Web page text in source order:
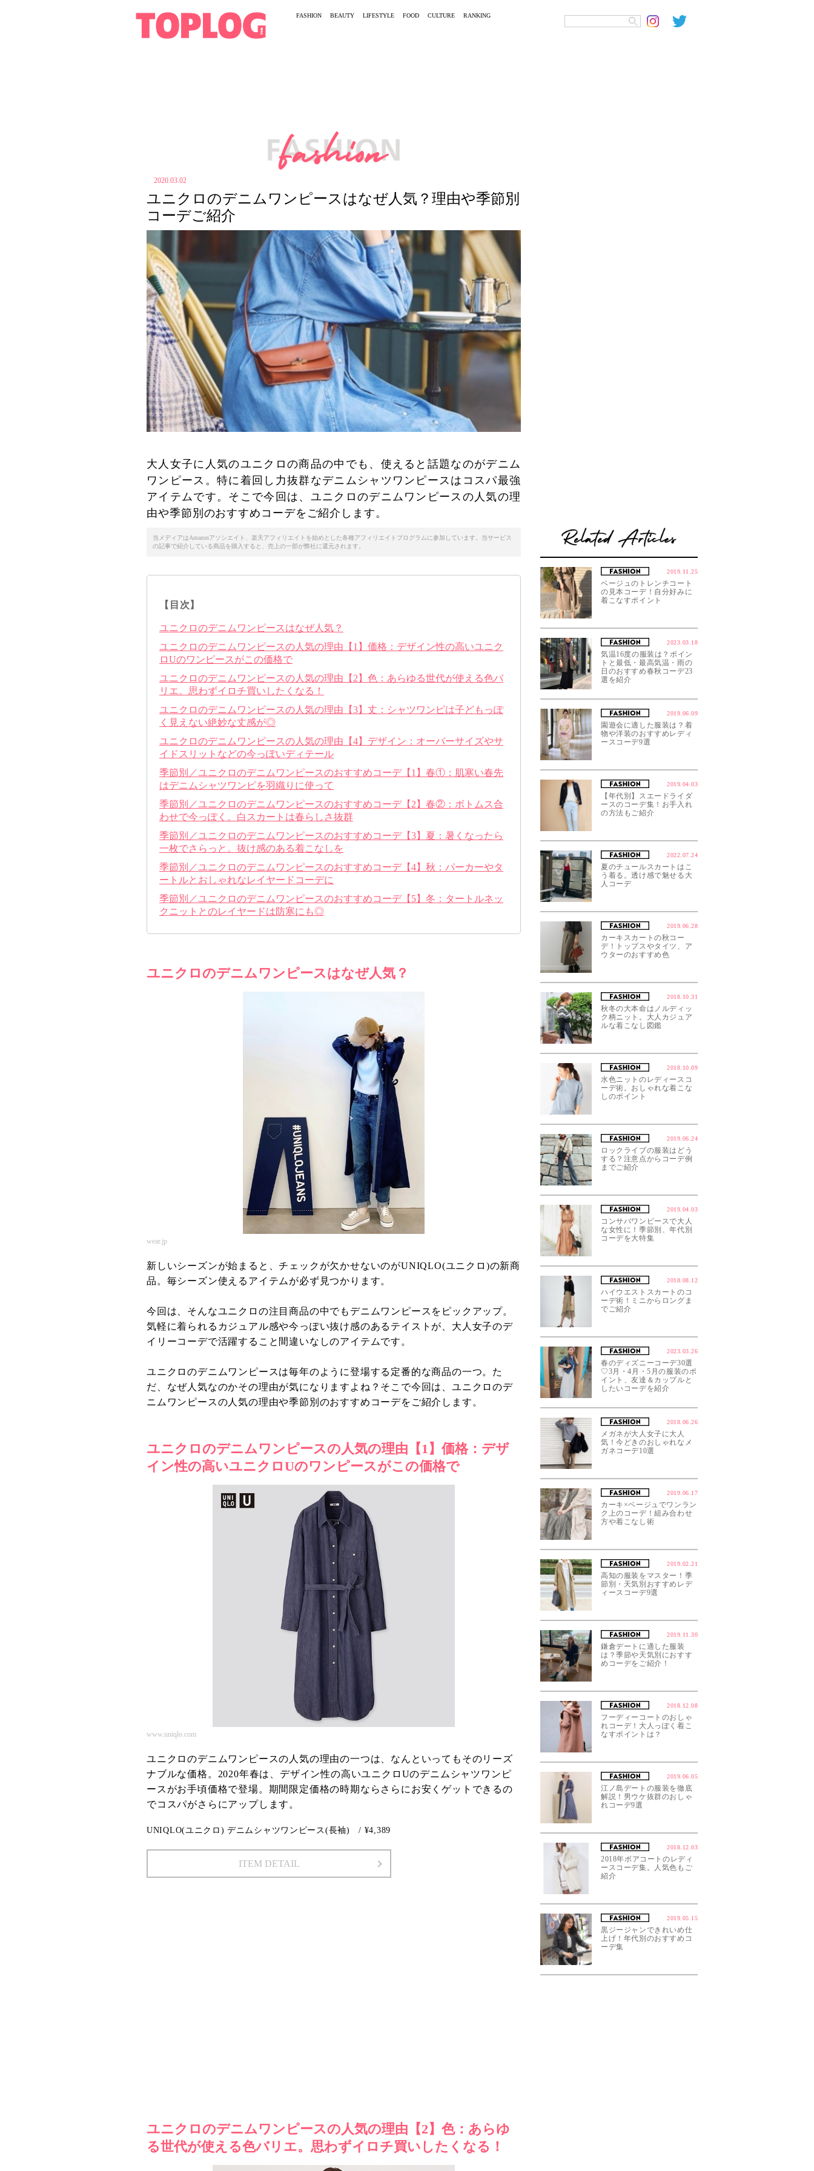
FASHION BEAUTY LIFESTYLE FOOD CULTURE RANKING
2020.03.02
ユニクロのデニムワンピースはなぜ人気？理由や季節別
コーデご紹介
大人女子に人気のユニクロの商品の中でも、使えると話題なのがデニム
ワンピース。特に着回し力抜群なデニムシャツワンピースはコスパ最強
アイテムです。そこで今回は、ユニクロのデニムワンピースの人気の理
由や季節別のおすすめコーデをご紹介します。
当メディアはAmazonアソシエイト、楽天アフィリエイトを始めとした各種アフィリエイトプログラムに参加しています。当サービス
の記事で紹介している商品を購入すると、売上の一部が弊社に還元されます。
【目次】
ユニクロのデニムワンピースはなぜ人気？
ユニクロのデニムワンピースの人気の理由【1】価格：デザイン性の高いユニク
ロUのワンピースがこの価格で
ユニクロのデニムワンピースの人気の理由【2】色：あらゆる世代が使える色バ
リエ。思わずイロチ買いしたくなる！
ユニクロのデニムワンピースの人気の理由【3】丈：シャツワンピは子どもっぽ
く見えない絶妙な丈感が◎
ユニクロのデニムワンピースの人気の理由【4】デザイン：オーバーサイズやサ
イドスリットなどの今っぽいディテール
季節別／ユニクロのデニムワンピースのおすすめコーデ【1】春①：肌寒い春先
はデニムシャツワンピを羽織りに使って
季節別／ユニクロのデニムワンピースのおすすめコーデ【2】春②：ボトムス合
わせで今っぽく。白スカートは春らしさ抜群
季節別／ユニクロのデニムワンピースのおすすめコーデ【3】夏：暑くなったら
一枚でさらっと。抜け感のある着こなしを
季節別／ユニクロのデニムワンピースのおすすめコーデ【4】秋：パーカーやタ
ートルとおしゃれなレイヤードコーデに
季節別／ユニクロのデニムワンピースのおすすめコーデ【5】冬：タートルネッ
クニットとのレイヤードは防寒にも◎
ユニクロのデニムワンピースはなぜ人気？
wear.jp
新しいシーズンが始まると、チェックが欠かせないのがUNIQLO(ユニクロ)の新商
品。毎シーズン使えるアイテムが必ず見つかります。
今回は、そんなユニクロの注目商品の中でもデニムワンピースをピックアップ。
気軽に着られるカジュアル感や今っぽい抜け感のあるテイストが、大人女子のデ
イリーコーデで活躍すること間違いなしのアイテムです。
ユニクロのデニムワンピースは毎年のように登場する定番的な商品の一つ。た
だ、なぜ人気なのかその理由が気になりますよね？そこで今回は、ユニクロのデ
ニムワンピースの人気の理由や季節別のおすすめコーデをご紹介します。
ユニクロのデニムワンピースの人気の理由【1】価格：デザ
イン性の高いユニクロUのワンピースがこの価格で
www.uniqlo.com
ユニクロのデニムワンピースの人気の理由の一つは、なんといってもそのリーズ
ナブルな価格。2020年春は、デザイン性の高いユニクロUのデニムシャツワンピ
ースがお手頃価格で登場。期間限定価格の時期ならさらにお安くゲットできるの
でコスパがさらにアップします。
UNIQLO(ユニクロ) デニムシャツワンピース(長袖) / ¥4,389
ITEM DETAIL
ユニクロのデニムワンピースの人気の理由【2】色：あらゆ
る世代が使える色バリエ。思わずイロチ買いしたくなる！
2019.11.25
ベージュのトレンチコート
の見本コーデ！自分好みに
着こなすポイント
2023.03.18
気温16度の服装は？ポイン
トと最低・最高気温・雨の
日のおすすめ春秋コーデ23
選を紹介
2019.06.09
園遊会に適した服装は？着
物や洋装のおすすめレディ
ースコーデ9選
2019.04.03
【年代別】スエードライダ
ースのコーデ集！お手入れ
の方法もご紹介
2022.07.24
夏のチュールスカートはこ
う着る。透け感で魅せる大
人コーデ
2019.06.28
カーキスカートの秋コー
デ！トップスやタイツ、ア
ウターのおすすめ色
2018.10.31
秋冬の大本命はノルディッ
ク柄ニット。大人カジュア
ルな着こなし図鑑
2018.10.09
水色ニットのレディースコ
ーデ術。おしゃれな着こな
しのポイント
2019.06.24
ロックライブの服装はどう
する？注意点からコーデ例
までご紹介
2019.04.03
コンサバワンピースで大人
な女性に！季節別、年代別
コーデを大特集
2018.08.12
ハイウエストスカートのコ
ーデ術！ミニからロングま
でご紹介
2023.03.26
春のディズニーコーデ30選
♡3月・4月・5月の服装のポ
イント、友達＆カップルと
したいコーデを紹介
2018.06.26
メガネが大人女子に大人
気！今どきのおしゃれなメ
ガネコーデ10選
2019.06.17
カーキ×ベージュでワンラン
ク上のコーデ！組み合わせ
方や着こなし術
2019.02.21
高知の服装をマスター！季
節別・天気別おすすめレデ
ィースコーデ9選
2019.11.30
鎌倉デートに適した服装
は？季節や天気別におすす
めコーデをご紹介！
2018.12.08
フーディーコートのおしゃ
れコーデ！大人っぽく着こ
なすポイントは？
2019.06.05
江ノ島デートの服装を徹底
解説！男ウケ抜群のおしゃ
れコーデ9選
2018.12.03
2018年ボアコートのレディ
ースコーデ集。人気色もご
紹介
2019.05.15
黒ジージャンできれいめ仕
上げ！年代別のおすすめコ
ーデ集